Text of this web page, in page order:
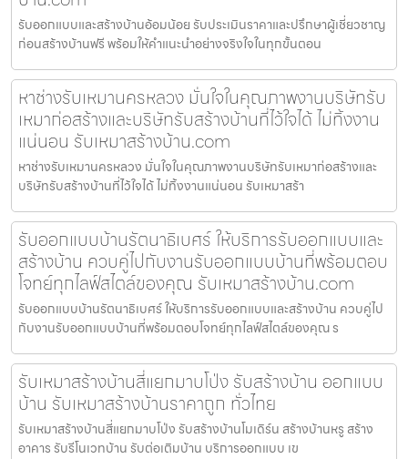
รับออกแบบและสร้างบ้านอ้อมน้อย รับประเมินราคาและปรึกษาผู้เชี่ยวชาญ
ก่อนสร้างบ้านฟรี พร้อมให้คำแนะนำอย่างจริงใจในทุกขั้นตอน
หาช่างรับเหมานครหลวง มั่นใจในคุณภาพงานบริษัทรับ
เหมาก่อสร้างและบริษัทรับสร้างบ้านที่ไว้ใจได้ ไม่ทิ้งงาน
แน่นอน รับเหมาสร้างบ้าน.com
หาช่างรับเหมานครหลวง มั่นใจในคุณภาพงานบริษัทรับเหมาก่อสร้างและ
บริษัทรับสร้างบ้านที่ไว้ใจได้ ไม่ทิ้งงานแน่นอน รับเหมาสร้า
รับออกแบบบ้านรัตนาธิเบศร์ ให้บริการรับออกแบบและ
สร้างบ้าน ควบคู่ไปกับงานรับออกแบบบ้านที่พร้อมตอบ
โจทย์ทุกไลฟ์สไตล์ของคุณ รับเหมาสร้างบ้าน.com
รับออกแบบบ้านรัตนาธิเบศร์ ให้บริการรับออกแบบและสร้างบ้าน ควบคู่ไป
กับงานรับออกแบบบ้านที่พร้อมตอบโจทย์ทุกไลฟ์สไตล์ของคุณ ร
รับเหมาสร้างบ้านสี่แยกมาบโป่ง รับสร้างบ้าน ออกแบบ
บ้าน รับเหมาสร้างบ้านราคาถูก ทั่วไทย
รับเหมาสร้างบ้านสี่แยกมาบโป่ง รับสร้างบ้านโมเดิร์น สร้างบ้านหรู สร้าง
อาคาร รับรีโนเวทบ้าน รับต่อเติมบ้าน บริการออกแบบ เข